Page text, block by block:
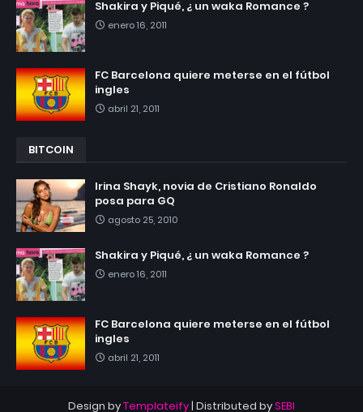
Shakira y Piqué, ¿ un waka Romance ?
enero 16, 2011
FC Barcelona quiere meterse en el fútbol
ingles
abril 21, 2011
BITCOIN
Irina Shayk, novia de Cristiano Ronaldo
posa para GQ
agosto 25, 2010
Shakira y Piqué, ¿ un waka Romance ?
enero 16, 2011
FC Barcelona quiere meterse en el fútbol
ingles
abril 21, 2011
Design byTemplateify| Distributed bySEBI